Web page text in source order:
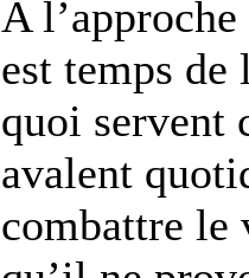
A
est temps
quoi servent
avalent
combattre le